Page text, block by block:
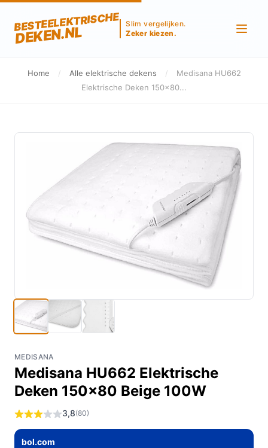
BESTEELEKTRISCHE
DEKEN.NL
Slim vergelijken.
Zeker kiezen.
Home / Alle elektrische dekens /
Medisana HU662
Elektrische Deken 150x80...
MEDISANA
Medisana HU662 Elektrische
Deken 150x80 Beige 100W
3,8(80)
bol.com